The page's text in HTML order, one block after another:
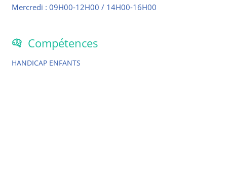
Mercredi : 09H00-12H00 / 14H00-16H00
Compétences
HANDICAP ENFANTS